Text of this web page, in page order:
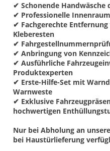
✔ Schonende Handwäsche
✔ Professionelle
✔ Fachgerechte
Kleberesten
✔
✔ Anbringung von
✔ Ausführliche
Produktexperten
✔ Erste-Hilfe-Set mit
Warnweste
✔ Exklusive
hochwertigen
Nur bei Abholung an
bei Haustürlieferung